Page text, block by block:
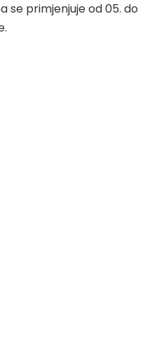
se primjenjuje od 05. do